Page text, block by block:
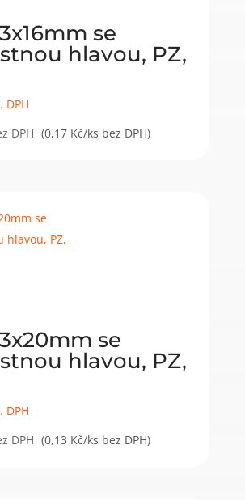
se
hlavou, PZ,
DPH
DPH (0,17 Kč/ks bez DPH)
se
hlavou, PZ,
DPH
DPH (0,13 Kč/ks bez DPH)